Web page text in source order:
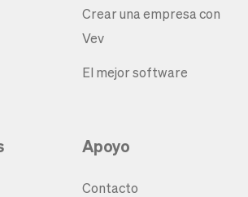
Crear una empresa con
Vev
El mejor software
Apoyo
Contacto